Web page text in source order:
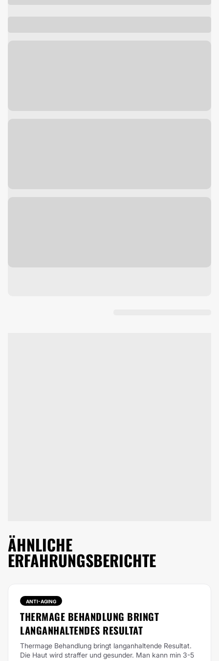
ÄHNLICHE
ERFAHRUNGSBERICHTE
ANTI-AGING
THERMAGE BEHANDLUNG BRINGT
LANGANHALTENDES RESULTAT
Thermage Behandlung bringt langanhaltende Resultat.
Die Haut wird straffer und gesunder. Man kann min 3-5